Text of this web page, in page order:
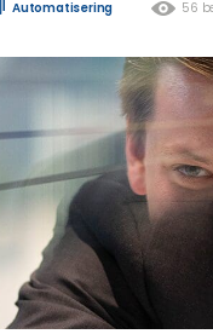
Automatisering 56